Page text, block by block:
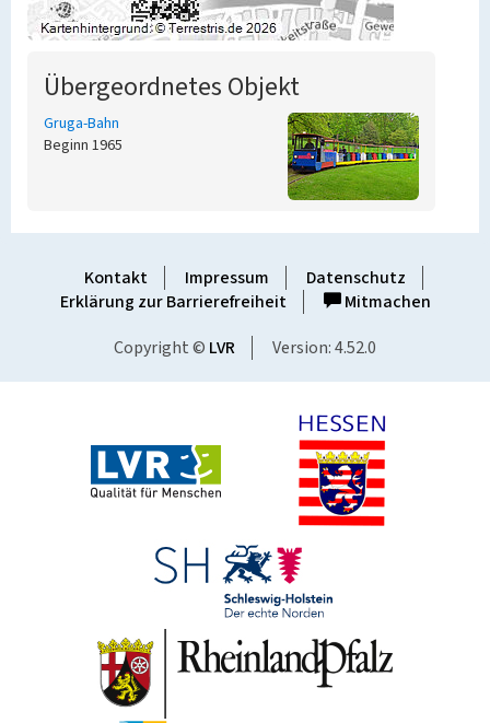
Übergeordnetes Objekt
Gruga-Bahn
Beginn 1965
Kontakt Impressum
Datenschutz
Erklärung zur Barrierefreiheit
Mitmachen
Copyright © LVR Version: 4.52.0